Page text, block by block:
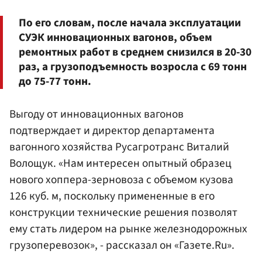
По его словам, после начала эксплуатации
СУЭК инновационных вагонов, объем
ремонтных работ в среднем снизился в 20-30
раз, а грузоподъемность возросла с 69 тонн
до 75-77 тонн.
Выгоду от инновационных вагонов
подтверждает и директор департамента
вагонного хозяйства Русагротранс Виталий
Волощук. «Нам интересен опытный образец
нового хоппера-зерновоза с объемом кузова
126 куб. м, поскольку примененные в его
конструкции технические решения позволят
ему стать лидером на рынке железнодорожных
грузоперевозок», - рассказал он «Газете.Ru».